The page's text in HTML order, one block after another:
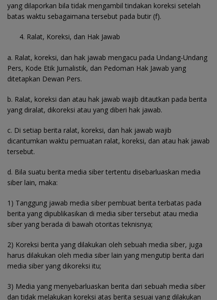
yang dilaporkan bila tidak mengambil tindakan koreksi setelah
batas waktu sebagaimana tersebut pada butir (f).
Ralat, Koreksi, dan Hak Jawab
a. Ralat, koreksi, dan hak jawab mengacu pada Undang-Undang
Pers, Kode Etik Jurnalistik, dan Pedoman Hak Jawab yang
ditetapkan Dewan Pers.
b. Ralat, koreksi dan atau hak jawab wajib ditautkan pada berita
yang diralat, dikoreksi atau yang diberi hak jawab.
c. Di setiap berita ralat, koreksi, dan hak jawab wajib
dicantumkan waktu pemuatan ralat, koreksi, dan atau hak jawab
tersebut.
d. Bila suatu berita media siber tertentu disebarluaskan media
siber lain, maka:
1) Tanggung jawab media siber pembuat berita terbatas pada
berita yang dipublikasikan di media siber tersebut atau media
siber yang berada di bawah otoritas teknisnya;
2) Koreksi berita yang dilakukan oleh sebuah media siber, juga
harus dilakukan oleh media siber lain yang mengutip berita dari
media siber yang dikoreksi itu;
3) Media yang menyebarluaskan berita dari sebuah media siber
dan tidak melakukan koreksi atas berita sesuai yang dilakukan